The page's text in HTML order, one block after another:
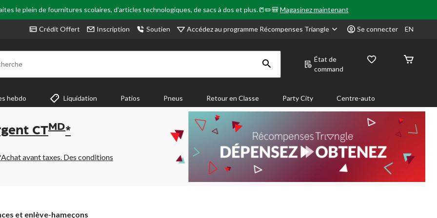
le plein de fournitures scolaires, d'articles technologiques, de sacs à dos et plus.📒✏️🎒Magasinez maintenant
Crédit Offert Inscription Soutien Accédez au programme Récompenses Triangle Se connecter EN
État de
command
hebdo Liquidation Patios Pneus Retour en Classe Party City Centre-auto
CT MD*
avant taxes. Des conditions
et enlève-hameçons